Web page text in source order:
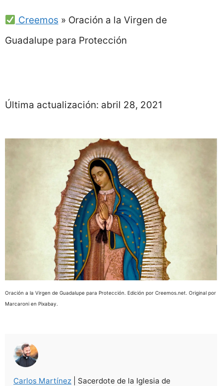
Creemos » Oración a la Virgen de
Guadalupe para Protección
Última actualización: abril 28, 2021
Oración a la Virgen de Guadalupe para Protección. Edición por Creemos.net. Original por
Marcaroni en Pixabay.
Carlos Martínez | Sacerdote de la Iglesia de